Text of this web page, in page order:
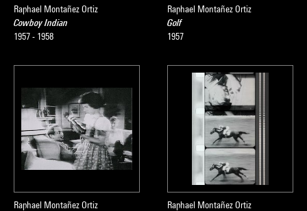
Raphael Montañez Ortiz
Cowboy Indian
1957 - 1958
Raphael Montañez Ortiz
Golf
1957
Raphael Montañez Ortiz
Raphael Montañez Ortiz